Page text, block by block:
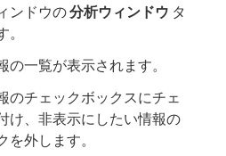
ンドウの分析ウィンドウ タ
の一覧が表示されます。
のチェックボックスにチェ
け、非表示にしたい情報の
外します。